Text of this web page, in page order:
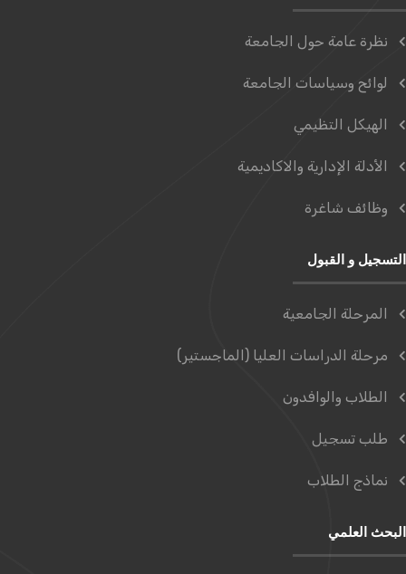
نظرة عامة حول الجامعة
لوائح وسياسات الجامعة
الهيكل التظيمي
الأدلة الإدارية والاكاديمية
وظائف شاغرة
التسجيل و القبول
المرحلة الجامعية
مرحلة الدراسات العليا (الماجستير)
الطلاب والوافدون
طلب تسجيل
نماذج الطلاب
البحث العلمي